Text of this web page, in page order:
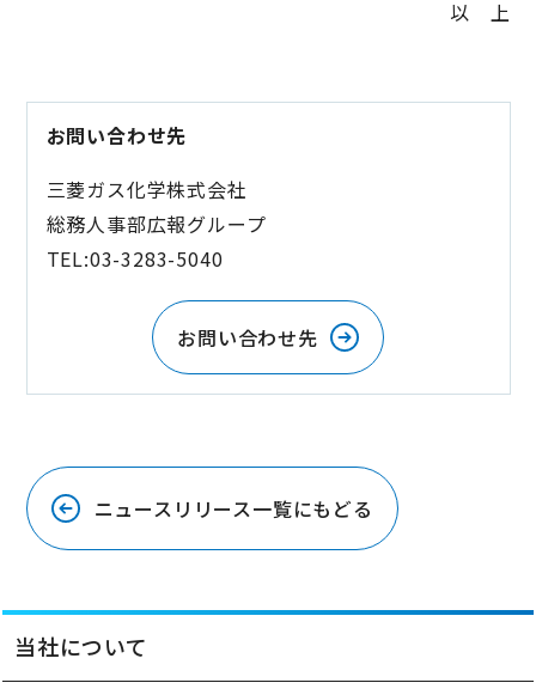
以 上
お問い合わせ先
三菱ガス化学株式会社
総務人事部広報グループ
TEL:03-3283-5040
お問い合わせ先
ニュースリリース一覧にもどる
当社について